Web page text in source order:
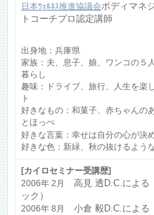
日本ｳｪﾙﾈｽ推進協議会ボディマネ
トコーチプロ認定講師
出身地：兵庫県
家族：夫、息子、娘、ワンコの５
暮らし
趣味：ドライブ、旅行、人生を楽
ト
好きなもの：和菓子、赤ちゃんの
とほっぺ
好きな言葉：幸せは自分の心が決
好きな色：新緑、秋の抜けるよう
[カイロセミナー受講歴]
2006年 2月
高見 透D.C.による
ック）
2006年 8月 小倉 毅D.C.による